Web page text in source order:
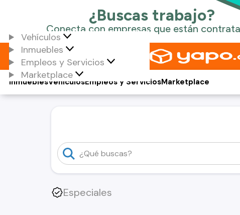
Vehículos
Inmuebles
Empleos y Servicios
Marketplace
Vehículos
Inmuebles Empleos y ServiciosMarketplace
Especiales